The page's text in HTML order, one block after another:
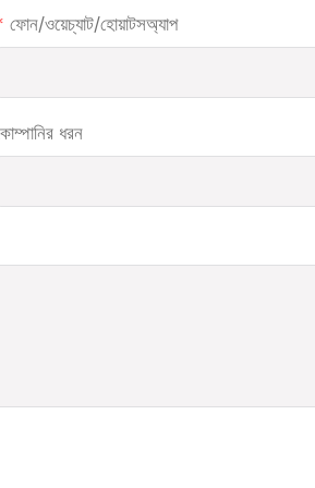
ফোন/ওয়েচ্যাট/হোয়াটসঅ্যাপ
ধরন